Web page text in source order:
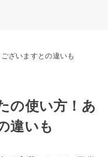
ざいますとの違いも
の使い方！あ
違いも